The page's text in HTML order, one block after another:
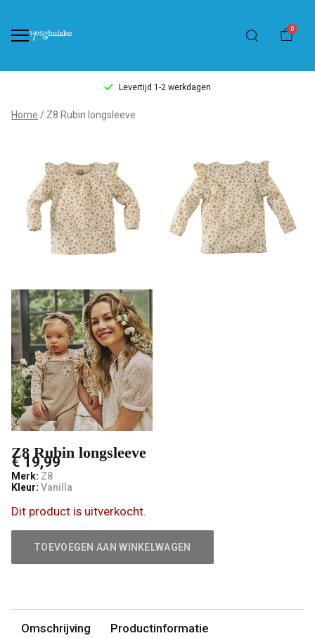
0
Levertijd 1-2 werkdagen
Z8
longsleeve
Pashuiske
Home Z8 Rubin longsleeve
Z8 Rubin longsleeve
€ 19,99
Merk: Z8
Kleur: Vanilla
Dit product is uitverkocht.
TOEVOEGEN AAN WINKELWAGEN
Omschrijving Productinformatie